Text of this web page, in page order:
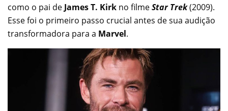
como o pai de James T. Kirk no filmeStar Trek(2009).
Esse foi o primeiro passo crucial antes de sua audição
transformadora para a Marvel.